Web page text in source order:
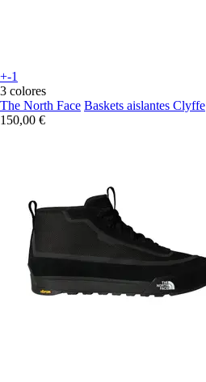
+-1
3 colores
The North Face Baskets aislantes Clyffe
150,00 €